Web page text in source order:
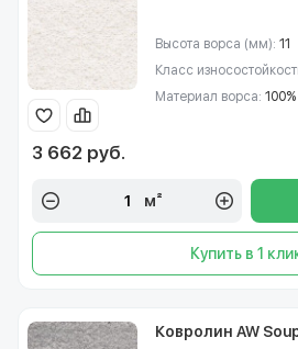
Высота ворса (мм): 11
Класс
Материал ворса:
3 662 руб.
м²
Купить в 1
Ковролин AW